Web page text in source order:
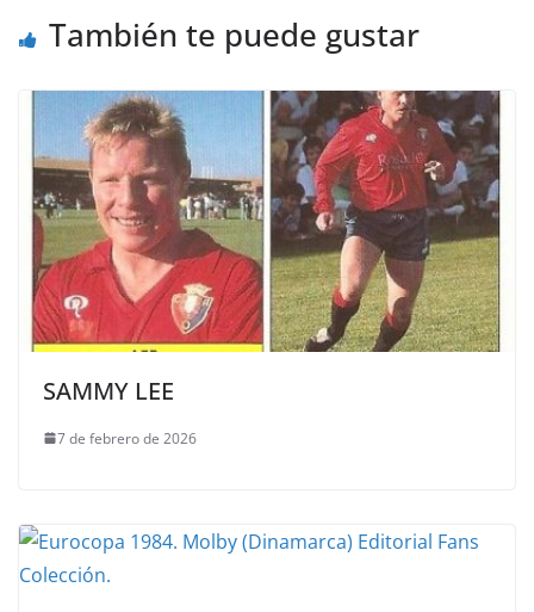
También te puede gustar
SAMMY LEE
7 de febrero de 2026